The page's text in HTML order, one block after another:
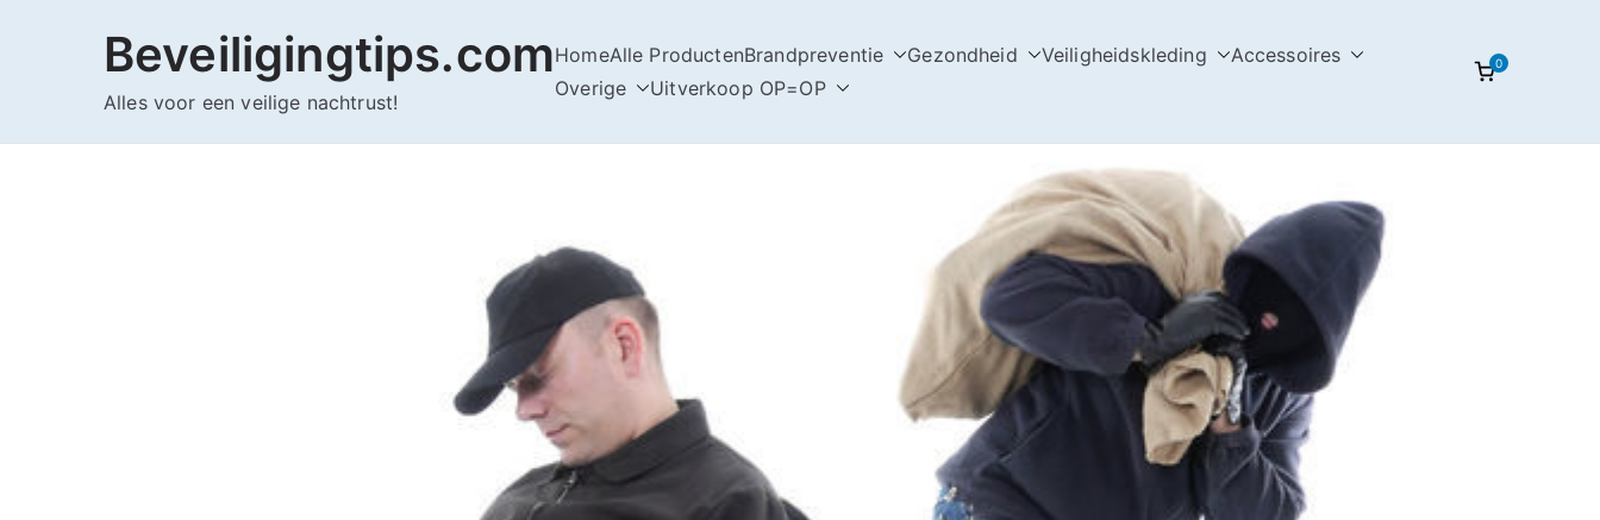
Beveiligingtips.com
Alles voor een veilige nachtrust!
HomeAlle ProductenBrandpreventie Gezondheid Veiligheidskleding
Accessoires
Overige
Uitverkoop OP=OP
0